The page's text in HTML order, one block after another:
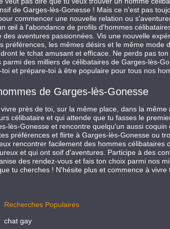
de Garges-lès-Gonesse ! Mais ce n'est pas
commencer une nouvelle relation ou
œil à l'abondance de profils d'hommes
aventures passionnées. Vis une nouvelle
préférences, les mêmes désirs et le même mode
le tchat amusant et efficace. Ne perds pas
des milliers de célibataires de Garges-lès-
et prépare-toi à être populaire pour tous nos
de Garges-lès-Gonesse
près de toi, sur la même place, dans la
célibataire et qui attende que tu fasses le
lès-Gonesse et rencontre quelqu'un aussi
préférences et flirte à Garges-lès-Gonesse ou
rencontrer facilement des hommes célibataires
et qui ont soif d'aventures. Participe à des
des rendez-vous et fais ton choix parmi nos
tu cherches ! N'hésite plus et commence à
Recherches Populaires
chat gay